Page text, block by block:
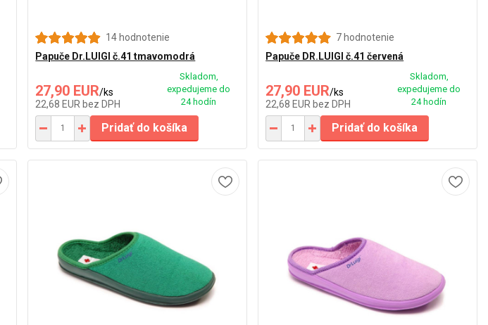
14 hodnotenie
Papuče Dr.LUIGI č.41 tmavomodrá
27,90 EUR/ks
22,68 EURbez DPH
Skladom,
expedujeme do
24 hodín
Pridať do košíka
7 hodnotenie
Papuče DR.LUIGI č.41 červená
27,90 EUR/ks
22,68 EURbez DPH
Skladom,
expedujeme do
24 hodín
Pridať do košíka